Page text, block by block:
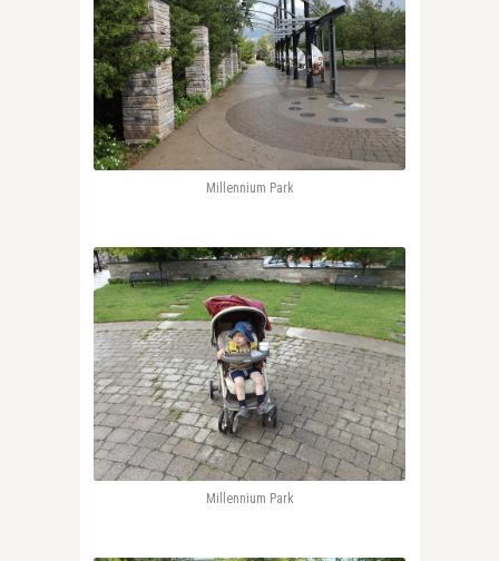
Millennium Park
Millennium Park